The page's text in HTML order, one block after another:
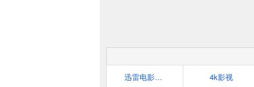
迅雷电影天堂 4k影视